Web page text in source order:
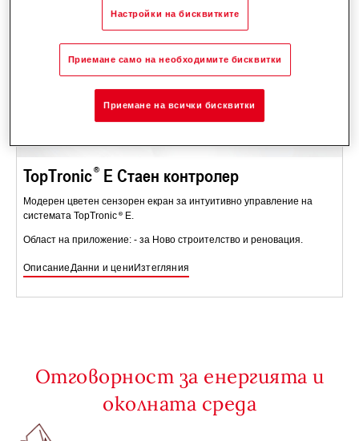
TopTronic E Стаен контролер
Модерен цветен сензорен екран за интуитивно управление на
системата TopTronic
E.
Област на приложение: - за Ново строителство и реновация.
ОписаниеДанни и цени Изтегляния
Отговорност за енергията и
околната среда
Настройки на бисквитките
Приемане само на необходимите бисквитки
Приемане на всички бисквитки